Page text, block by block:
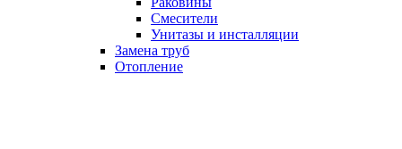
Смесители
Унитазы и инсталляции
Замена труб
Отопление